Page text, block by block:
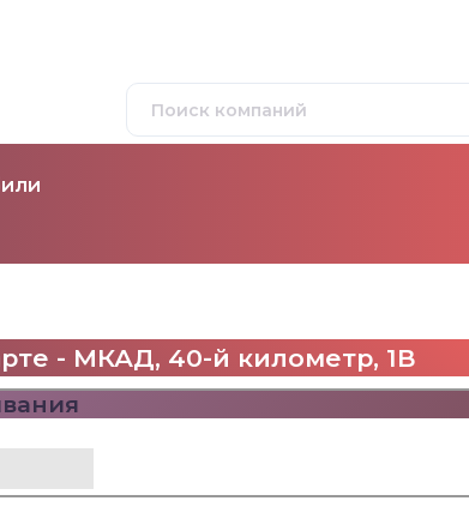
- МКАД, 40-й километр, 1В